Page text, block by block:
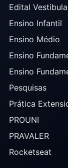
Edital
Ensino Infantil
Ensino Médio
Ensino
Ensino
Pesquisas
Prática
PROUNI
PRAVALER
Rocketseat